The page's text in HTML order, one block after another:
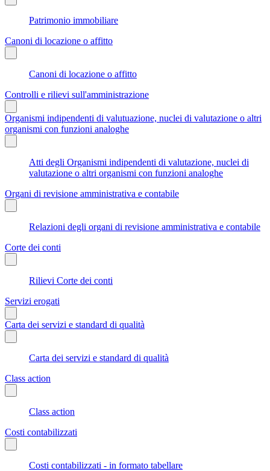
Patrimonio immobiliare
Canoni di locazione o affitto
Canoni di locazione o affitto
Controlli e rilievi sull'amministrazione
Organismi indipendenti di valutuazione, nuclei di valutazione o altri
organismi con funzioni analoghe
Atti degli Organismi indipendenti di valutazione, nuclei di
valutazione o altri organismi con funzioni analoghe
Organi di revisione amministrativa e contabile
Relazioni degli organi di revisione amministrativa e contabile
Corte dei conti
Rilievi Corte dei conti
Servizi erogati
Carta dei servizi e standard di qualità
Carta dei servizi e standard di qualità
Class action
Class action
Costi contabilizzati
Costi contabilizzati - in formato tabellare